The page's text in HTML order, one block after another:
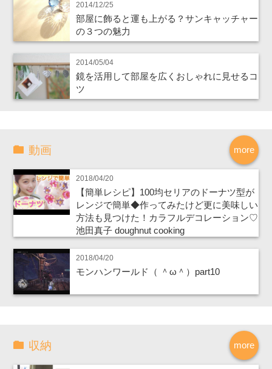
2014/12/25
部屋に飾ると運も上がる？サンキャッチャー
の３つの魅力
2014/05/04
鏡を活用して部屋を広くおしゃれに見せるコ
ツ
more
動画
2018/04/20
【簡単レシピ】100均セリアのドーナツ型が
レンジで簡単◆作ってみたけど更に美味しい
方法も見つけた！カラフルデコレーション♡
池田真子 doughnut cooking
2018/04/20
モンハンワールド（ ＾ω＾）part10
more
収納